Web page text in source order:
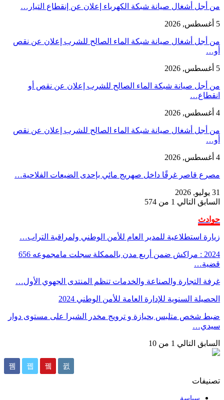
أشغال صيانة شبكة الكهرباء إعلان عن إنقطاع التيار…
أشغال صيانة شبكة الماء الصالح للشرب إعلان عن نقص
صيانة شبكة الماء الصالح للشرب إعلان عن نقص أو
أشغال صيانة شبكة الماء الصالح للشرب إعلان عن نقص
قاصر غرقًا داخل صهريج مائي بإحدى الضيعات الفلاحية…
التالي 1 من 574
استطلاعية للمدير العام للأمن الوطني ولمراقبة التراب…
2024 : مراكش ضمن أربع مدن بالممكلة سجلت مامجموعه 656
والصناعة والخدمات تنظم المنتدى الجهوي الأول…
السنوية للإدارة العامة للأمن الوطني 2024
متلبس بحيازة و ترويج مخدر الشيرا على مستوى دوار
التالي 1 من 10
سياسة